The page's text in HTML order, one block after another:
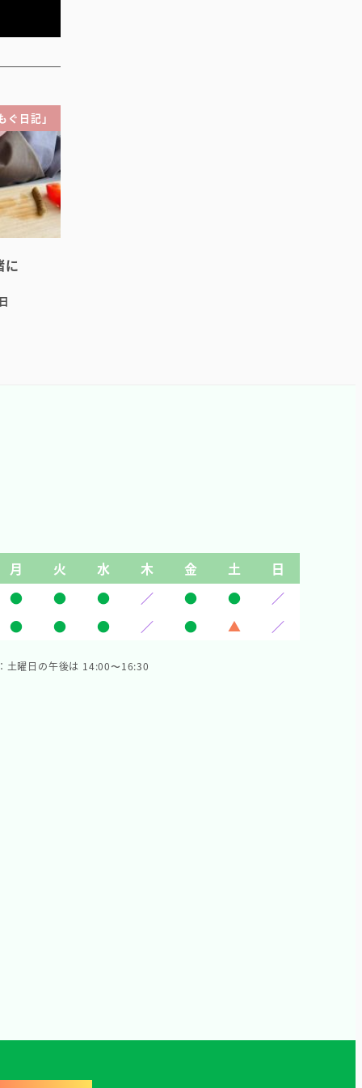
ぐ日記」
に
月 火 水 木 金 土
日
●
● ● ／ ● ●
／
●
● ● ／ ● ▲ ／
土曜日の午後は 14:00〜16:30